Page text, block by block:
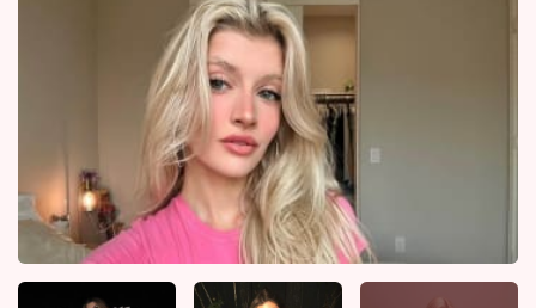
Horoskopy
Sledujte prima+
Filmový festival Karlovy Vary
Pořady